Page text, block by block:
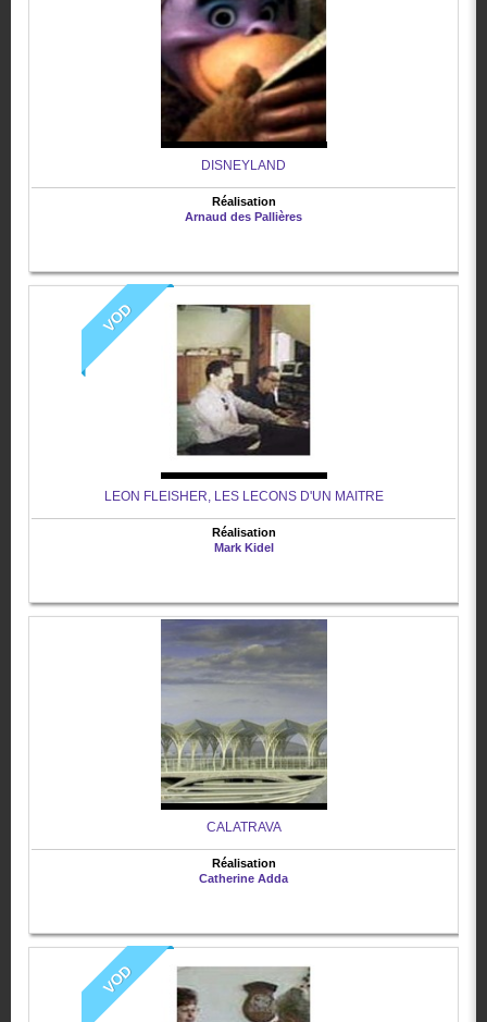
DISNEYLAND
Réalisation
Arnaud des Pallières
VOD
LEON FLEISHER, LES LECONS D'UN MAITRE
Réalisation
Mark Kidel
CALATRAVA
Réalisation
Catherine Adda
VOD